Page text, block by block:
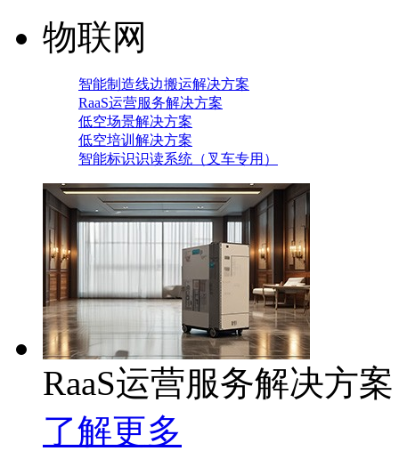
物联网
智能制造线边搬运解决方案
RaaS运营服务解决方案
低空场景解决方案
低空培训解决方案
智能标识识读系统（叉车专用）
RaaS运营服务解决方案
了解更多